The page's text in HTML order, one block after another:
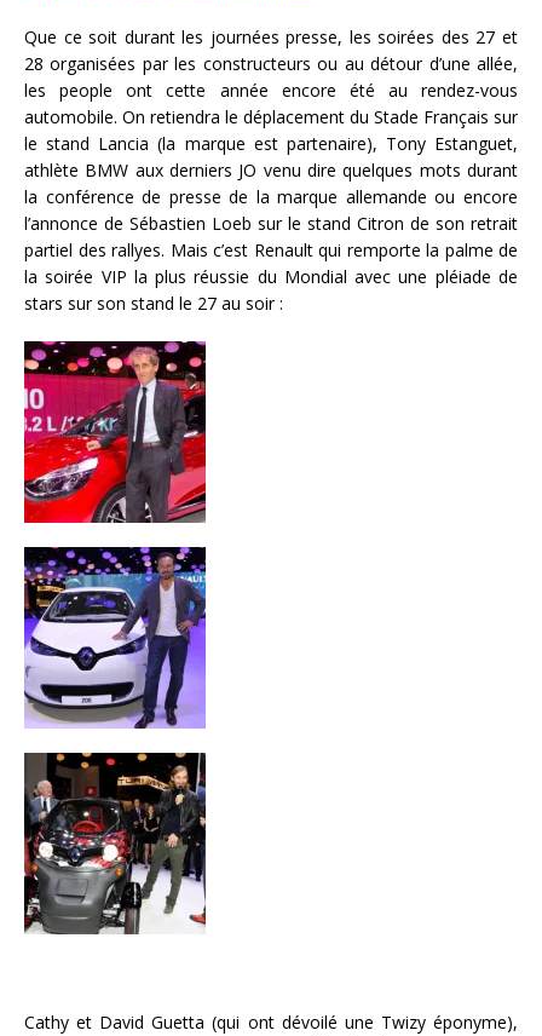
Que ce soit durant les journées presse, les soirées des 27 et
28 organisées par les constructeurs ou au détour d’une allée,
les people ont cette année encore été au rendez-vous
automobile. On retiendra le déplacement du Stade Français sur
le stand Lancia (la marque est partenaire), Tony Estanguet,
athlète BMW aux derniers JO venu dire quelques mots durant
la conférence de presse de la marque allemande ou encore
l’annonce de Sébastien Loeb sur le stand Citron de son retrait
partiel des rallyes. Mais c’est Renault qui remporte la palme de
la soirée VIP la plus réussie du Mondial avec une pléiade de
stars sur son stand le 27 au soir :
Cathy et David Guetta (qui ont dévoilé une Twizy éponyme),